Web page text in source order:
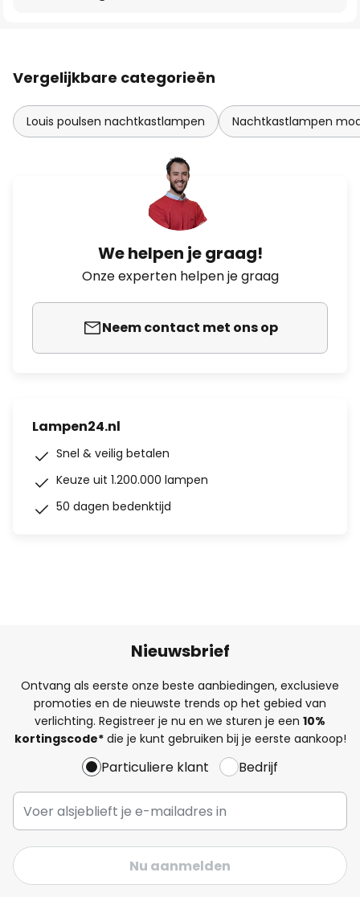
Vergelijkbare categorieën
Louis poulsen nachtkastlampen Nachtkastlampen
We helpen je graag!
Onze experten helpen je graag
Neem contact met ons op
Lampen24.nl
Snel & veilig betalen
Keuze uit 1.200.000 lampen
50 dagen bedenktijd
Nieuwsbrief
Ontvang als eerste onze beste aanbiedingen, exclusieve
promoties en de nieuwste trends op het gebied van
verlichting. Registreer je nu en we sturen je een 10%
kortingscode*die je kunt gebruiken bij je eerste aankoop!
Particuliere klant Bedrijf
Nu aanmelden